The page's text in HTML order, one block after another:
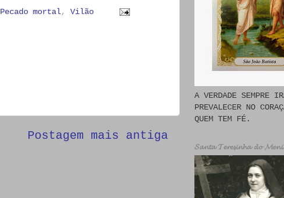
Pecado mortal,Vilão
Postagem mais antiga
A VERDADE SEMPRE
PREVALECER NO
QUEM TEM FÉ.
𝓢𝓪𝓷𝓽𝓪 𝓣𝓮𝓻𝓮𝓼𝓲𝓷𝓱𝓪 𝓭𝓸